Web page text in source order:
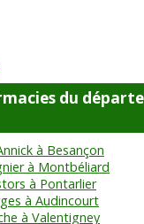
du
à Besançon
à Montbéliard
à Pontarlier
à Audincourt
à Valentigney